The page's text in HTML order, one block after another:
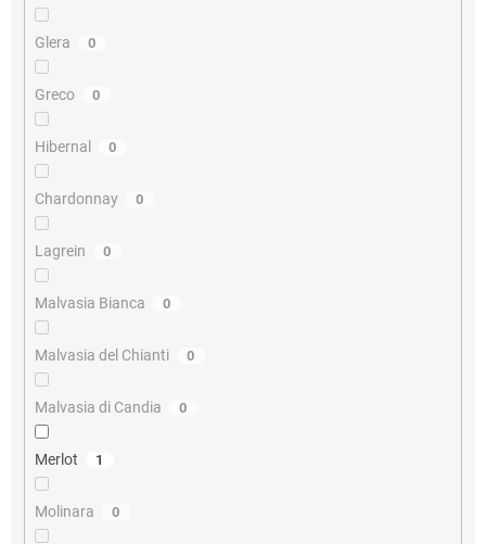
Glera 0
Greco 0
Hibernal 0
Chardonnay 0
Lagrein 0
Malvasia Bianca 0
Malvasia del Chianti 0
Malvasia di Candia 0
Merlot 1
Molinara 0